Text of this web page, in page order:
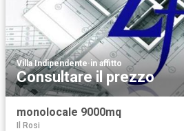
Villa Indipendente·in affitto
Consultare il prezzo
monolocale 9000mq
Il Rosi